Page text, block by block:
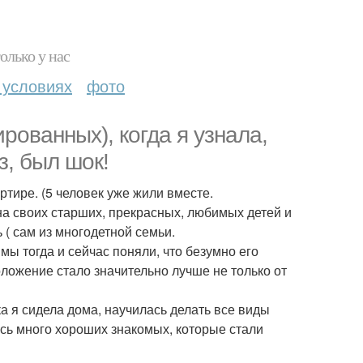
у нас
фото
когда я узнала,
был шок!
(5 человек уже жили вместе.
своих старших, прекрасных, любимых детей и
сам из многодетной семьи.
тогда и сейчас поняли, что безумно его
стало значительно лучше не только от
я сидела дома, научилась делать все виды
много хороших знакомых, которые стали